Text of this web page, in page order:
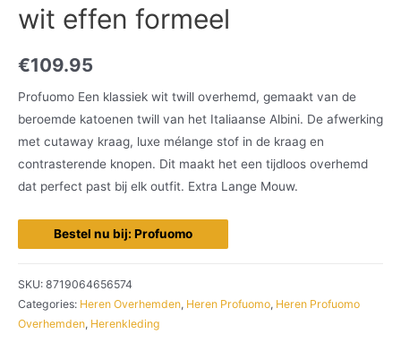
wit effen formeel
€109.95
Profuomo Een klassiek wit twill overhemd, gemaakt van de
beroemde katoenen twill van het Italiaanse Albini. De afwerking
met cutaway kraag, luxe mélange stof in de kraag en
contrasterende knopen. Dit maakt het een tijdloos overhemd
dat perfect past bij elk outfit. Extra Lange Mouw.
Bestel nu bij: Profuomo
SKU: 8719064656574
Categories: Heren Overhemden, Heren Profuomo, Heren Profuomo
Overhemden, Herenkleding